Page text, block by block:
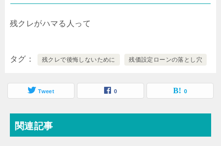
残クレがハマる人って
タグ 残クレで後悔しないために 残価設定ローンの落とし穴
Tweet 0 0
関連記事